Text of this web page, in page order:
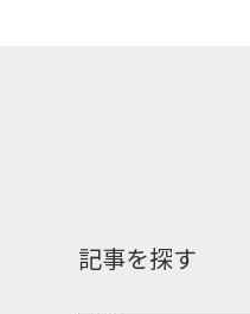
記事を探す